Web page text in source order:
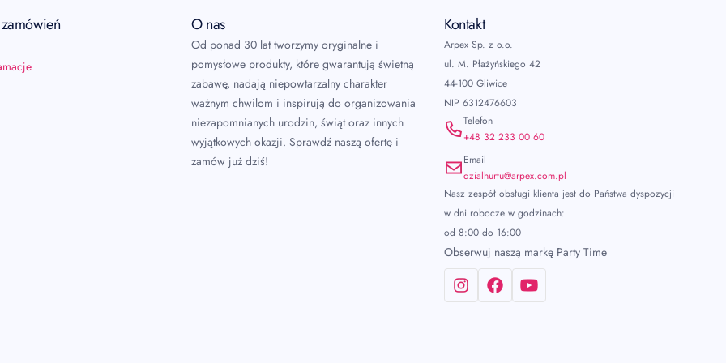
O nas
Od ponad 30 lat tworzymy oryginalne i
pomysłowe produkty, które gwarantują świetną
zabawę, nadają niepowtarzalny charakter
ważnym chwilom i inspirują do organizowania
niezapomnianych urodzin, świąt oraz innych
wyjątkowych okazji. Sprawdź naszą ofertę i
zamów już dziś!
Kontakt
Arpex Sp. z o.o.
ul. M. Płażyńskiego 42
44-100 Gliwice
NIP 6312476603
Telefon
+48 32 233 00 60
Email
dzialhurtu@arpex.com.pl
Nasz zespół obsługi klienta jest do Państwa dyspozycji
w dni robocze w godzinach:
od 8:00 do 16:00
Obserwuj naszą markę Party Time